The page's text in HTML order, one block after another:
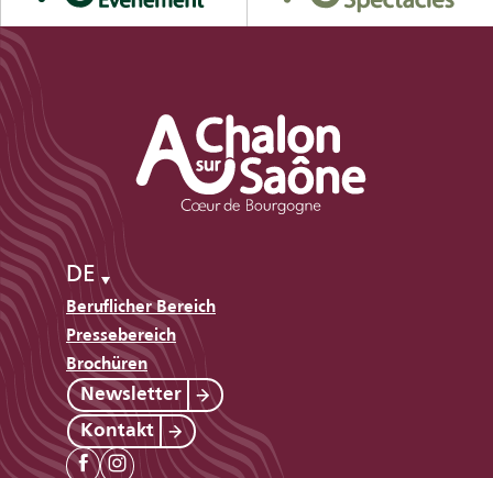
DE
Beruflicher Bereich
Pressebereich
Brochüren
Newsletter
Kontakt